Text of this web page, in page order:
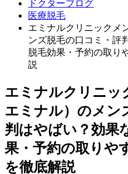
ドクターブログ
医療脱毛
エミナルクリニックメ
ンズ脱毛の口コミ・評
脱毛効果・予約の取り
説
エミナルクリニッ
エミナル）のメン
判はやばい？効果
果・予約の取りや
を徹底解説